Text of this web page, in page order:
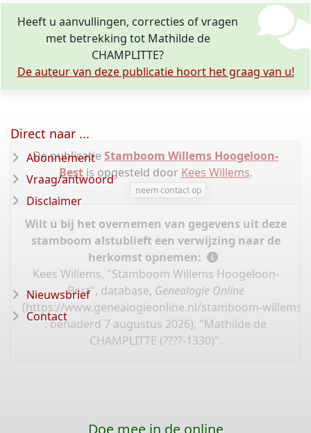
Heeft u aanvullingen, correcties of vragen
met betrekking tot Mathilde de
CHAMPLITTE?
De auteur van deze publicatie hoort het graag van u!
De publicatie Stamboom Willems Hoogeloon-
Bestis opgesteld door Kees Willems.
neem contact op
Wilt u bij het overnemen van gegevens uit deze
stamboom alstublieft een verwijzing naar de
herkomst opnemen:
Kees Willems, "Stamboom Willems Hoogeloon-
Best", database, Genealogie Online
(https://www.genealogieonline.nl/stamboom-willems-
: benaderd 7 augustus 2026), "Mathilde de
CHAMPLITTE (????-1330)".
Direct naar ...
Abonnement
Vraag/antwoord
Disclaimer
Nieuwsbrief
Contact
Doe mee in de online